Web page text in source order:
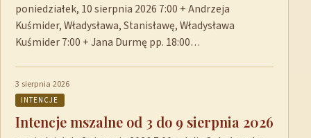
poniedziałek, 10 sierpnia 2026 7:00 + Andrzeja
Kuśmider, Władysława, Stanisławę, Władysława
Kuśmider 7:00 + Jana Durmę pp. 18:00…
3 sierpnia 2026
INTENCJE
Intencje mszalne od 3 do 9 sierpnia 2026